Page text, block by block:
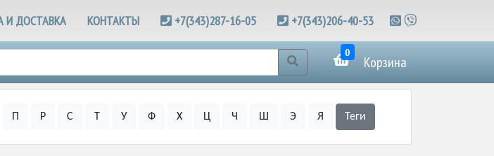
И ДОСТАВКА КОНТАКТЫ +7(343)287-16-05 +7(343)206-40-53
0
Корзина
П Р С Т У Ф Х Ц Ч Ш Э Я Теги